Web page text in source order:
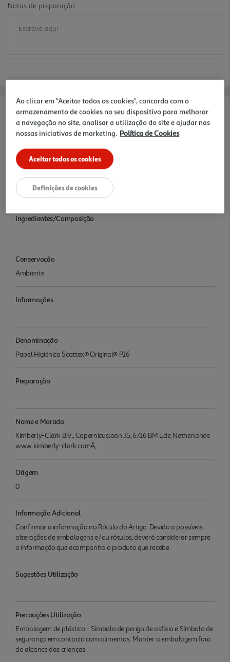
Notas de preparação
Informações de Marketing
completo. Papel HigiÃ©nico dupla folha com a nova textura
OndaSuaveT proporciona o equilibrio perfeito entre Higiene,
Suavidade e Resistencia. 3 beneficios em 1 so produto.
Características
Ingredientes/Composição
.
Conservação
Ambiente
Informações
.
Denominação
Papel Higiénico Scottex® Original® P16
Preparação
.
Nome e Morada
Kimberly-Clark B.V., Copernicuslaan 35, 6716 BM Ede, Netherlands
www.kimberly-clark.comÃ,
Origem
0
Informação Adicional
Confirmar a informação no Rótulo do Artigo. Devido a possíveis
alterações de embalagens e/ou rótulos, deverá considerar sempre
a informação que acompanha o produto que recebe.
Sugestões Utilização
.
Precauções Utilização
Embalagem de plástico - Símbolo de perigo de asfixia e Símbolo de
segurança em contacto com alimentos. Manter a embalagem fora
do alcance das crianças.
Ao clicar em "Aceitar todos os cookies", concorda com o
armazenamento de cookies no seu dispositivo para melhorar
a navegação no site, analisar a utilização do site e ajudar nas
nossas iniciativas de marketing. Política de Cookies
Aceitar todos os cookies
Definições de cookies